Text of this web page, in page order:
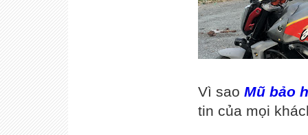
Vì sao Mũ bảo
tin của mọi